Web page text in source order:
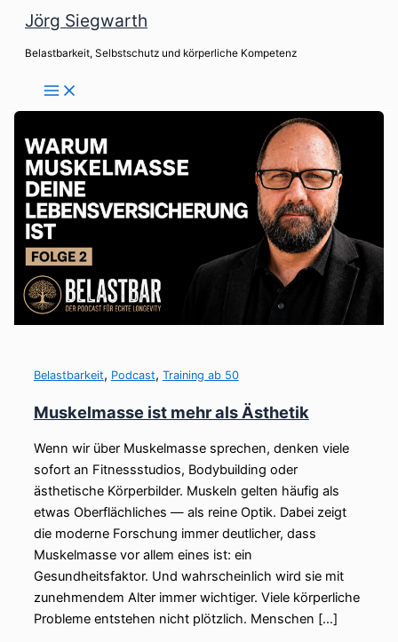
Zum
springen
Jörg Siegwarth
Belastbarkeit, Selbstschutz und körperliche Kompetenz
Belastbarkeit, Podcast, Training ab 50
Muskelmasse ist mehr als Ästhetik
Wenn wir über Muskelmasse sprechen, denken viele
sofort an Fitnessstudios, Bodybuilding oder
ästhetische Körperbilder. Muskeln gelten häufig als
etwas Oberflächliches — als reine Optik. Dabei zeigt
die moderne Forschung immer deutlicher, dass
Muskelmasse vor allem eines ist: ein
Gesundheitsfaktor. Und wahrscheinlich wird sie mit
zunehmendem Alter immer wichtiger. Viele körperliche
Probleme entstehen nicht plötzlich. Menschen […]